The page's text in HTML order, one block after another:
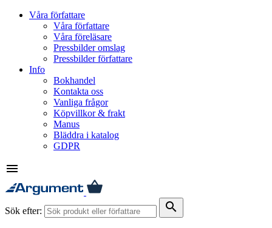
Våra författare
Våra författare
Våra föreläsare
Pressbilder omslag
Pressbilder författare
Info
Bokhandel
Kontakta oss
Vanliga frågor
Köpvillkor & frakt
Manus
Bläddra i katalog
GDPR
menu
Sök efter: search